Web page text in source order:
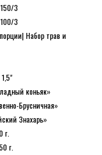
3
3
Набор трав и
коньяк»
Брусничная»
Знахарь»
г.
г.